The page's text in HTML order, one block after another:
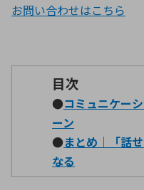
半導体・電
お問い合わせはこちら
目次
●コミュニケー
ーン
●まとめ｜「話
なる